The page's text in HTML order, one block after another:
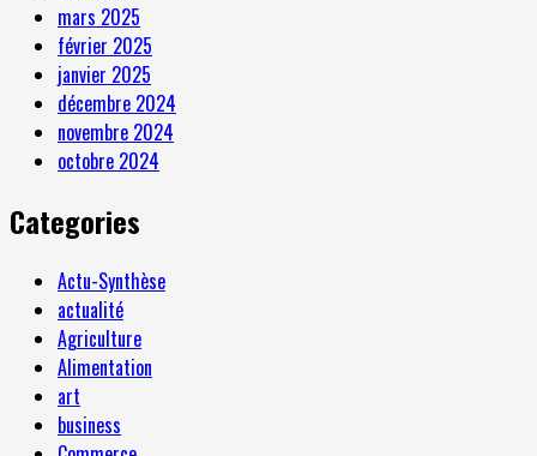
mars 2025
février 2025
janvier 2025
décembre 2024
novembre 2024
octobre 2024
Categories
Actu-Synthèse
actualité
Agriculture
Alimentation
art
business